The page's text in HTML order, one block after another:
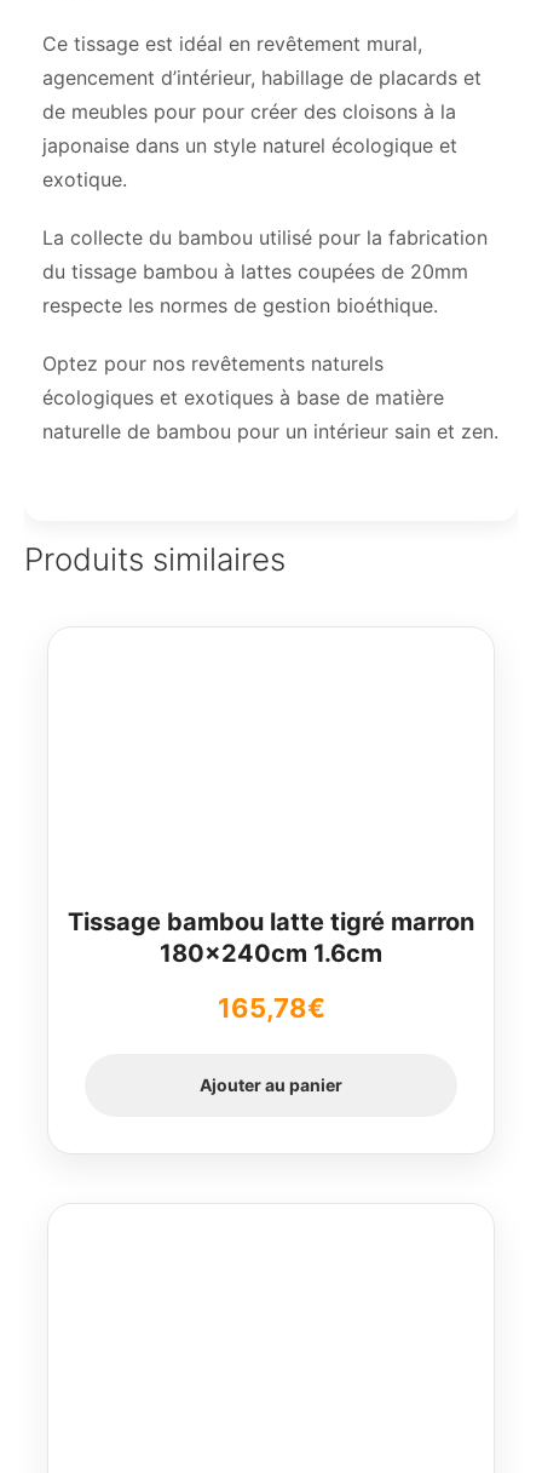
Ce tissage est idéal en revêtement mural,
agencement d’intérieur, habillage de placards et
de meubles pour pour créer des cloisons à la
japonaise dans un style naturel écologique et
exotique.
La collecte du bambou utilisé pour la fabrication
du tissage bambou à lattes coupées de 20mm
respecte les normes de gestion bioéthique.
Optez pour nos revêtements naturels
écologiques et exotiques à base de matière
naturelle de bambou pour un intérieur sain et zen.
Produits similaires
Tissage bambou latte tigré marron
180x240cm 1.6cm
165,78€
Ajouter au panier